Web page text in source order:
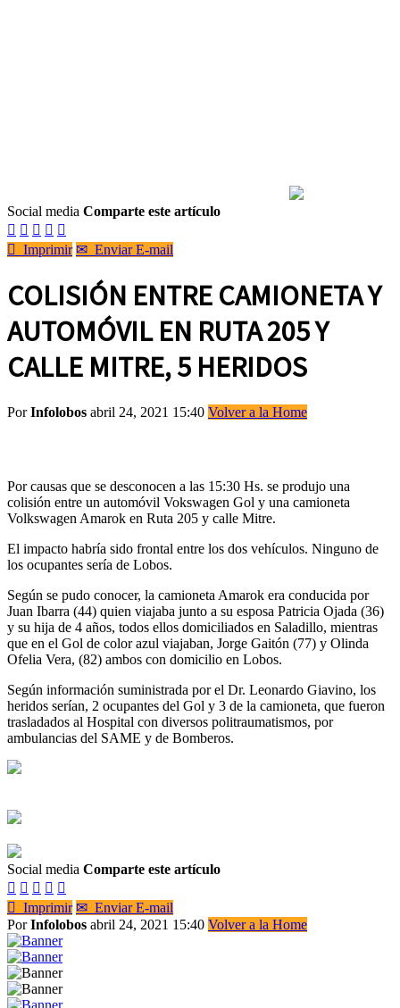
Social media Comparte este artículo
    
 Imprimir ✉ Enviar E-mail
COLISIÓN ENTRE CAMIONETA Y
AUTOMÓVIL EN RUTA 205 Y
CALLE MITRE, 5 HERIDOS
PorInfolobos abril 24, 2021 15:40 Volver a la Home
Por causas que se desconocen a las 15:30 Hs. se produjo una
colisión entre un automóvil Vokswagen Gol y una camioneta
Volkswagen Amarok en Ruta 205 y calle Mitre.
El impacto habría sido frontal entre los dos vehículos. Ninguno de
los ocupantes sería de Lobos.
Según se pudo conocer, la camioneta Amarok era conducida por
Juan Ibarra (44) quien viajaba junto a su esposa Patricia Ojada (36)
y su hija de 4 años, todos ellos domiciliados en Saladillo, mientras
que en el Gol de color azul viajaban, Jorge Gaitón (77) y Olinda
Ofelia Vera, (82) ambos con domicilio en Lobos.
Según información suministrada por el Dr. Leonardo Giavino, los
heridos serían, 2 ocupantes del Gol y 3 de la camioneta, que fueron
trasladados al Hospital con diversos politraumatismos, por
ambulancias del SAME y de Bomberos.
Social media Comparte este artículo
    
 Imprimir ✉ Enviar E-mail
PorInfolobos abril 24, 2021 15:40 Volver a la Home